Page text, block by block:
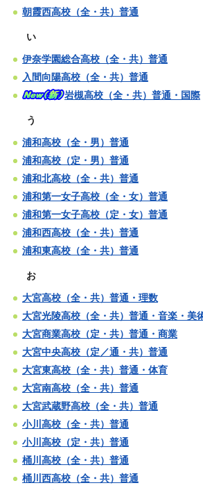
朝霞西高校（全・共）普通
い
伊奈学園総合高校（全・共）普通
入間向陽高校（全・共）普通
岩槻高校（全・共）普通・国際
う
浦和高校（全・男）普通
浦和高校（定・男）普通
浦和北高校（全・共）普通
浦和第一女子高校（全・女）普通
浦和第一女子高校（定・女）普通
浦和西高校（全・共）普通
浦和東高校（全・共）普通
お
大宮高校（全・共）普通・理数
大宮光陵高校（全・共）普通・音楽・美
大宮商業高校（定・共）普通・商業
大宮中央高校（定／通・共）普通
大宮東高校（全・共）普通・体育
大宮南高校（全・共）普通
大宮武蔵野高校（全・共）普通
小川高校（全・共）普通
小川高校（定・共）普通
桶川高校（全・共）普通
桶川西高校（全・共）普通